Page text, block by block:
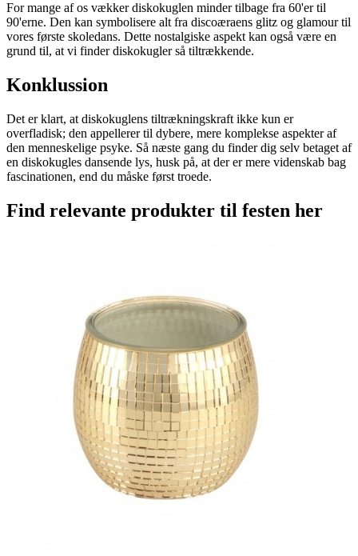
For mange af os vækker diskokuglen minder tilbage fra 60'er til
90'erne. Den kan symbolisere alt fra discoæraens glitz og glamour til
vores første skoledans. Dette nostalgiske aspekt kan også være en
grund til, at vi finder diskokugler så tiltrækkende.
Konklussion
Det er klart, at diskokuglens tiltrækningskraft ikke kun er
overfladisk; den appellerer til dybere, mere komplekse aspekter af
den menneskelige psyke. Så næste gang du finder dig selv betaget af
en diskokugles dansende lys, husk på, at der er mere videnskab bag
fascinationen, end du måske først troede.
Find relevante produkter til festen her